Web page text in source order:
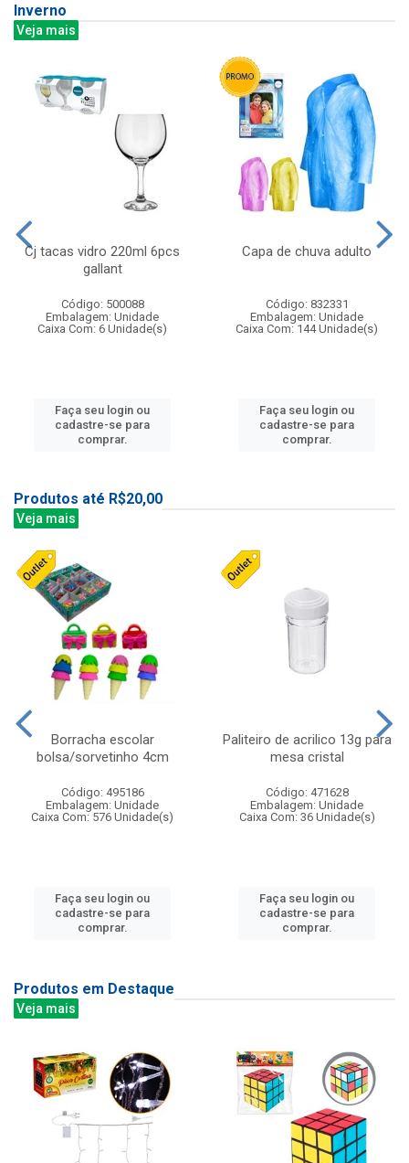
Inverno
Veja mais
Cj tacas vidro 220ml 6pcs
gallant
Código: 500088
Embalagem: Unidade
Caixa Com: 6 Unidade(s)
Faça seu login ou
cadastre-se para
comprar.
Capa de chuva adulto
Código: 832331
Embalagem: Unidade
Caixa Com: 144 Unidade(s)
Faça seu login ou
cadastre-se para
comprar.
Produtos até R$20,00
Veja mais
Borracha escolar
bolsa/sorvetinho 4cm
Código: 495186
Embalagem: Unidade
Caixa Com: 576 Unidade(s)
Faça seu login ou
cadastre-se para
comprar.
Paliteiro de acrilico 13g para
mesa cristal
Código: 471628
Embalagem: Unidade
Caixa Com: 36 Unidade(s)
Faça seu login ou
cadastre-se para
comprar.
Produtos em Destaque
Veja mais